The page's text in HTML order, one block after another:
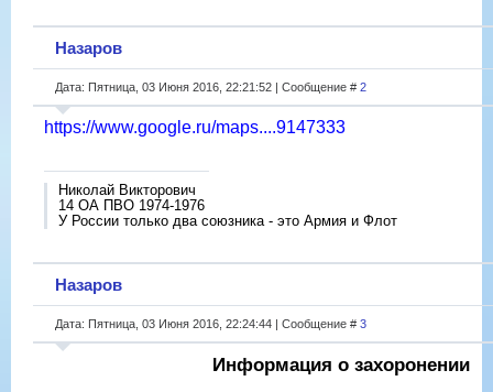
Назаров
Дата: Пятница, 03 Июня 2016, 22:21:52 | Сообщение # 2
https://www.google.ru/maps....9147333
Николай Викторович
14 ОА ПВО 1974-1976
У России только два союзника - это Армия и Флот
Назаров
Дата: Пятница, 03 Июня 2016, 22:24:44 | Сообщение # 3
Информация о захоронении